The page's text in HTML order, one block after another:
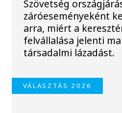
Szövetség
záróeseményeként
arra, miért a
felvállalása jelenti
társadalmi lázadást.
VÁLASZTÁS 2026